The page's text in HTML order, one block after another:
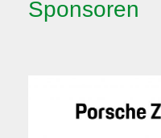
Sponsoren